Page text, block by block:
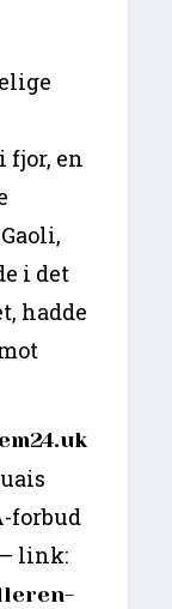
fjor, en
i det
hadde
forbud
link: